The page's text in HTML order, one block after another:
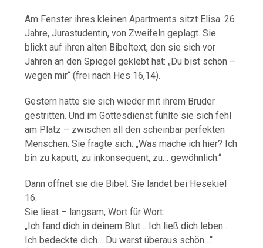
Am Fenster ihres kleinen Apartments sitzt Elisa. 26
Jahre, Jurastudentin, von Zweifeln geplagt. Sie
blickt auf ihren alten Bibeltext, den sie sich vor
Jahren an den Spiegel geklebt hat: „Du bist schön –
wegen mir“ (frei nach Hes 16,14).
Gestern hatte sie sich wieder mit ihrem Bruder
gestritten. Und im Gottesdienst fühlte sie sich fehl
am Platz – zwischen all den scheinbar perfekten
Menschen. Sie fragte sich: „Was mache ich hier? Ich
bin zu kaputt, zu inkonsequent, zu… gewöhnlich.“
Dann öffnet sie die Bibel. Sie landet bei Hesekiel
16.
Sie liest – langsam, Wort für Wort:
„Ich fand dich in deinem Blut… Ich ließ dich leben…
Ich bedeckte dich… Du warst überaus schön…“